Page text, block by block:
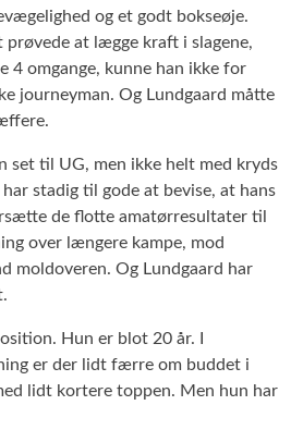
og et godt bokseøje.
prøvede at lægge kraft i slagene,
4 omgange, kunne han ikke for
journeyman. Og Lundgaard måtte
set til UG, men ikke helt med kryds
stadig til gode at bevise, at hans
de flotte amatørresultater til
over længere kampe, mod
moldoveren. Og Lundgaard har
Hun er blot 20 år. I
er der lidt færre om buddet i
lidt kortere toppen. Men hun har